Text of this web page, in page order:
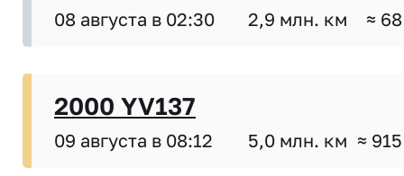
08 августа в 02:30 2,9 млн. км ≈
2000 YV137
09 августа в 08:12 5,0 млн. км ≈